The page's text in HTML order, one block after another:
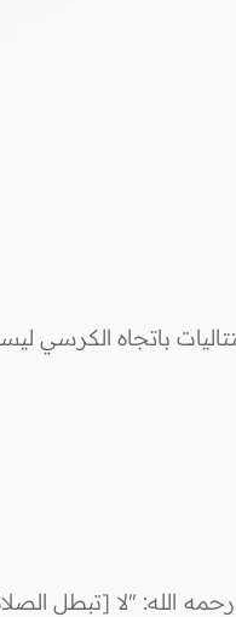
باتجاه الكرسي
الله: "لا [تبطل